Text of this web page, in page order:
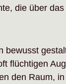
die über
flüchtigen
den Raum,